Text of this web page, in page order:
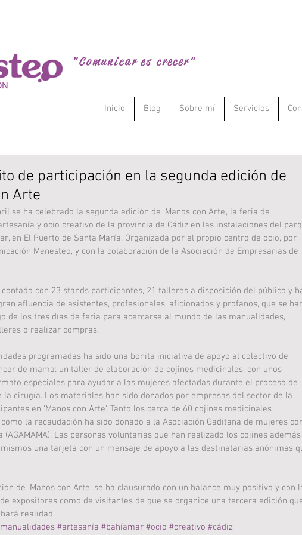
"Comunicar es crecer"
Inicio Blog Sobre mí Servicios
de participación en la segunda edición de
Arte
y ocio creativo de la provincia de Cádiz en las instalaciones del
en El Puerto de Santa María. Organizada por el propio centro de ocio, por
Menesteo, y con la colaboración de la Asociación de Empresarias de
contado con 23 stands participantes, 21 talleres a disposición del público y
afluencia de asistentes, profesionales, aficionados y profanos, que se
de los tres días de feria para acercarse al mundo de las manualidades,
o realizar compras.
programadas ha sido una bonita iniciativa de apoyo al colectivo de
de mama: un taller de elaboración de cojines medicinales, con unos
especiales para ayudar a las mujeres afectadas durante el proceso de
la cirugía. Los materiales han sido donados por empresas del sector de la
en 'Manos con Arte'. Tanto los cerca de 60 cojines medicinales
la recaudación ha sido donado a la Asociación Gaditana de mujeres
(AGAMAMA). Las personas voluntarias que han realizado los cojines
una tarjeta con un mensaje de apoyo a las destinatarias anónimas
de 'Manos con Arte' se ha clausurado con un balance muy positivo y con
expositores como de visitantes de que se organice una tercera edición
realidad.
#artesanía #bahíamar #ocio #creativo #cádiz